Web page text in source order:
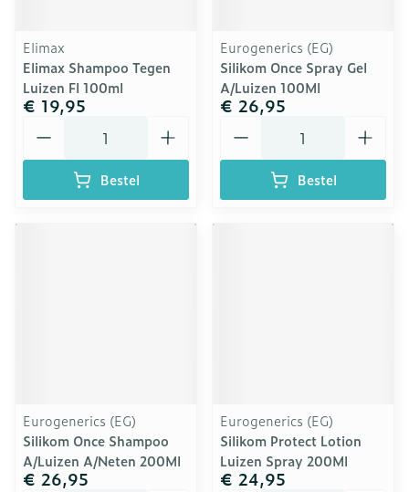
Elimax
Elimax Shampoo Tegen
Luizen Fl 100ml
€ 19,95
Bestel
Eurogenerics (EG)
Silikom Once Spray Gel
A/Luizen 100Ml
€ 26,95
Bestel
Eurogenerics (EG)
Silikom Once Shampoo
A/Luizen A/Neten 200Ml
€ 26,95
Eurogenerics (EG)
Silikom Protect Lotion
Luizen Spray 200Ml
€ 24,95